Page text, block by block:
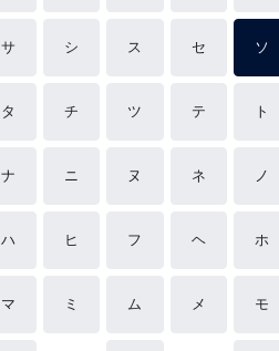
サ シ ス セ ソ
タ チ ツ テ ト
ナ ニ ヌ ネ ノ
ハ ヒ フ ヘ ホ
マ ミ ム メ モ